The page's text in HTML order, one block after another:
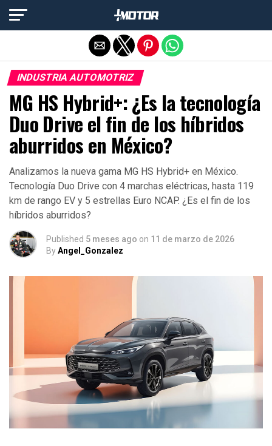
INDUSTRIA AUTOMOTRIZ
MG HS Hybrid+: ¿Es la tecnología
Duo Drive el fin de los híbridos
aburridos en México?
Analizamos la nueva gama MG HS Hybrid+ en México.
Tecnología Duo Drive con 4 marchas eléctricas, hasta 119
km de rango EV y 5 estrellas Euro NCAP. ¿Es el fin de los
híbridos aburridos?
Published 5 meses ago on 11 de marzo de 2026
ByAngel_Gonzalez
Salir de la versión móvil